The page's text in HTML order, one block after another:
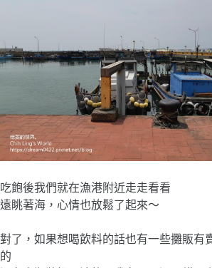
吃飽後我們就在漁港附近走走看看
遠眺著海，心情也放鬆了起來～
對了，如果想喝飲料的話也有一些攤販有
的